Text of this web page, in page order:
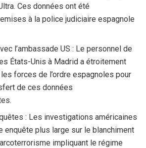
Ces données ont été
à la police judiciaire espagnole
l’ambassade US : Le personnel de
États-Unis à Madrid a étroitement
forces de l’ordre espagnoles pour
de ces données
: Les investigations américaines
enquête plus large sur le blanchiment
impliquant le régime